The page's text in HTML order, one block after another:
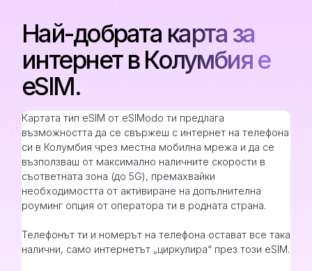
Най-добрата карта за
интернет в Колумбия е
eSIM.
Картата тип eSIM от eSIModo ти предлага
възможността да се свържеш с интернет на телефона
си в Колумбия чрез местна мобилна мрежа и да се
възползваш от максимално наличните скорости в
съответната зона (до 5G), премахвайки
необходимостта от активиране на допълнителна
роуминг опция от оператора ти в родната страна.
Телефонът ти и номерът на телефона остават все така
налични, само интернетът „циркулира“ през този eSIM.